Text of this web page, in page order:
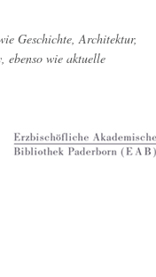
Geschichte, Architektur,
ebenso wie aktuelle